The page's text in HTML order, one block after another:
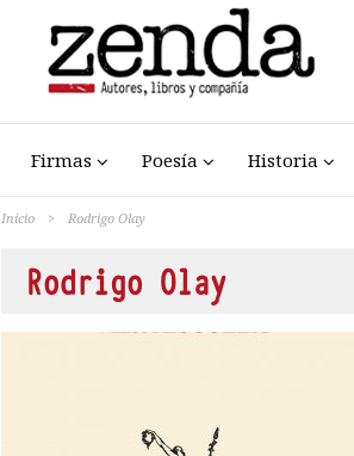
Firmas Poesía Historia
Inicio > Rodrigo Olay
Rodrigo Olay